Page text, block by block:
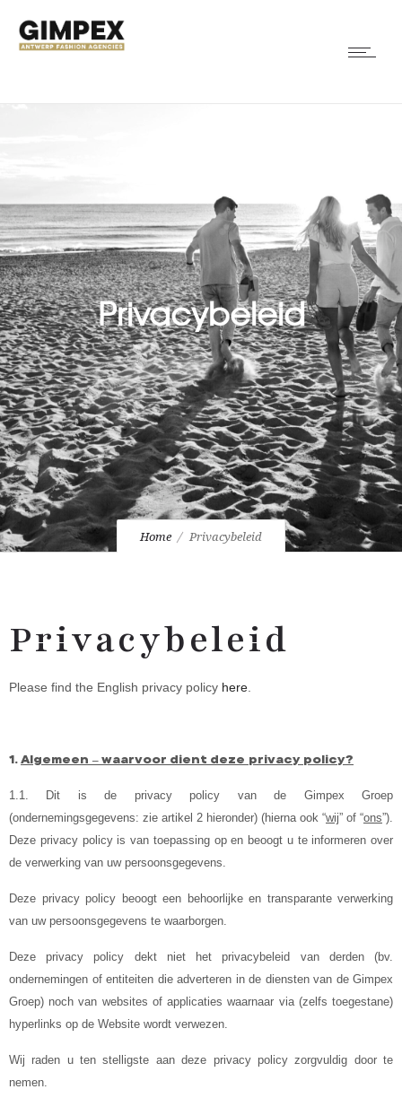
Privacybeleid
Home Privacybeleid
Privacybeleid
Please find the English privacy policy here
1.Algemeen – waarvoor dient deze privacy policy?
1.1. Dit is de privacy policy van de Gimpex Groep
(ondernemingsgegevens: zie artikel 2 hieronder) (hierna ook “wij” of “ons”).
Deze privacy policy is van toepassing op en beoogt u te informeren over
de verwerking van uw persoonsgegevens.
Deze privacy policy beoogt een behoorlijke en transparante verwerking
van uw persoonsgegevens te waarborgen.
Deze privacy policy dekt niet het privacybeleid van derden (bv.
ondernemingen of entiteiten die adverteren in de diensten van de Gimpex
Groep) noch van websites of applicaties waarnaar via (zelfs toegestane)
hyperlinks op de Website wordt verwezen.
Wij raden u ten stelligste aan deze privacy policy zorgvuldig door te
nemen.